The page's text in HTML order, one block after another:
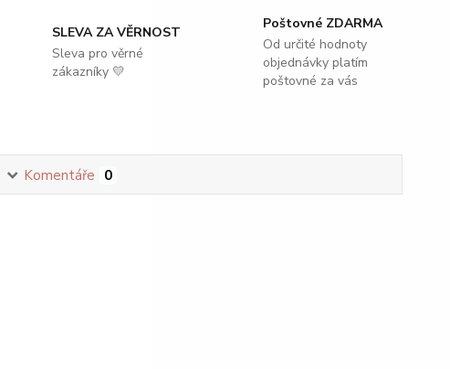
SLEVA ZA VĚRNOST
Sleva pro věrné
zákazníky 💛
Poštovné ZDARMA
Od určité hodnoty
objednávky platím
poštovné za vás
Komentáře 0